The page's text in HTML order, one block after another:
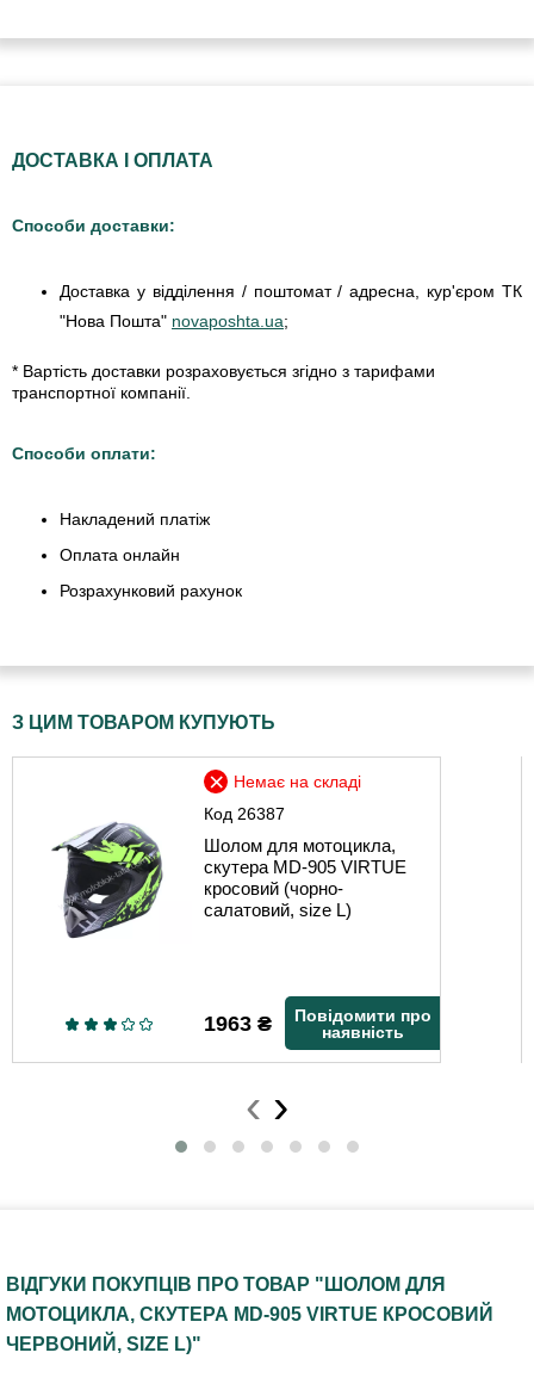
ДОСТАВКА І ОПЛАТА
Способи доставки:
Доставка у відділення / поштомат / адресна, кур'єром ТК
"Нова Пошта" novaposhta.ua;
* Вартість доставки розраховується згідно з тарифами
транспортної компанії.
Способи оплати:
Накладений платіж
Оплата онлайн
Розрахунковий рахунок
З ЦИМ ТОВАРОМ КУПУЮТЬ
Код 26387
Немає на складі
Шолом для мотоцикла,
скутера MD-905 VIRTUE
кросовий (чорно-
салатовий, size L)
1963 ₴
Повідомити про
наявність
‹ ›
ВІДГУКИ ПОКУПЦІВ ПРО ТОВАР "ШОЛОМ ДЛЯ
МОТОЦИКЛА, СКУТЕРА MD-905 VIRTUE КРОСОВИЙ
ЧЕРВОНИЙ, SIZE L)"